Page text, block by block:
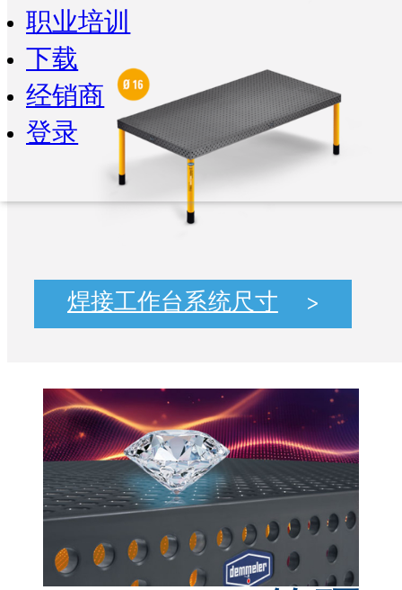
职业培训
下载
经销商
登录
焊接工作台系统尺寸